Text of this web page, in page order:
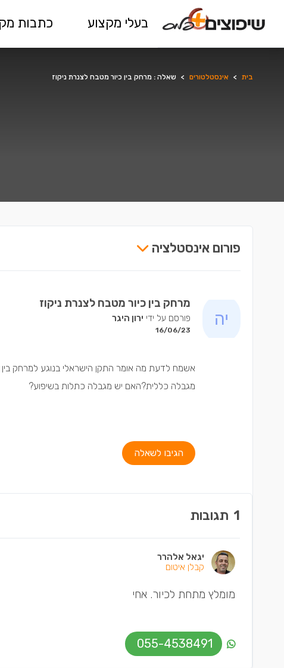
בעלי מקצוע כתבות
בית > אינסטלטורים > שאלה : מרחק בין כיור מטבח לצנרת ניקוז
פורום אינסטלציה
מרחק בין כיור מטבח לצנרת ניקוז
פורסם על ידי ירון היגר
16/06/23
אשמח לדעת מה אומר התקן הישראלי בנוגע למרחק בין
מגבלה כללית?האם יש מגבלה כתלות בשיפוע?
הגיבו לשאלה
1 תגובות
יגאל אלהרר
קבלן איטום
מומלץ מתחת לכיור. אחי
055-4538491